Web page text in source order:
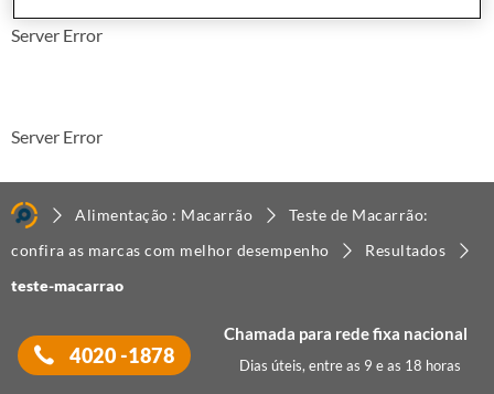
Server Error
Server Error
Alimentação : Macarrão
Teste de Macarrão:
confira as marcas com melhor desempenho
Resultados
teste-macarrao
4020 -1878
Chamada para rede fixa nacional
Dias úteis, entre as 9 e as 18 horas